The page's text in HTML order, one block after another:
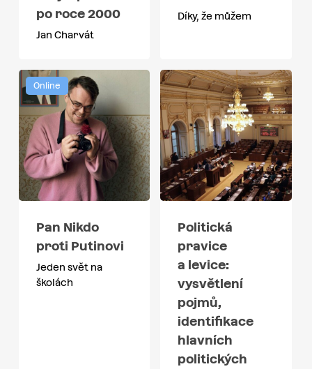
po roce 2000
Jan Charvát
Díky, že můžem
Online
Pan Nikdo
proti Putinovi
Jeden svět na
školách
Politická
pravice
a levice:
vysvětlení
pojmů,
identifikace
hlavních
politických